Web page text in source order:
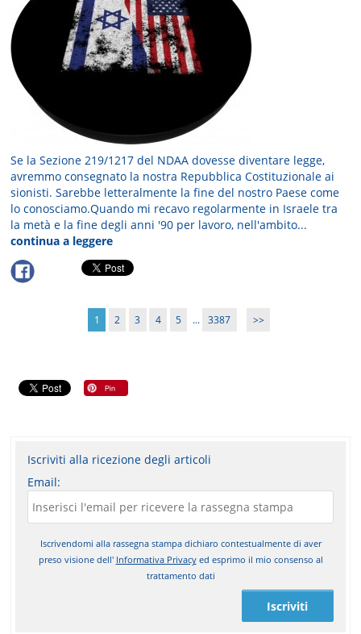
Se la Sezione 219/1217 del NDAA dovesse diventare legge,
avremmo consegnato la nostra Repubblica Costituzionale ai
sionisti. Sarebbe letteralmente la fine del nostro Paese come
lo conosciamo.Quando mi recavo regolarmente in Israele tra
la metà e la fine degli anni '90 per lavoro, nell'ambito...
continua a leggere
1 2 3 4 5 ... 3387 >>
Iscriviti alla ricezione degli articoli
Email:
Iscrivendomi alla rassegna stampa dichiaro contestualmente di aver
preso visione dell' Informativa Privacyed esprimo il mio consenso al
trattamento dati
Iscriviti